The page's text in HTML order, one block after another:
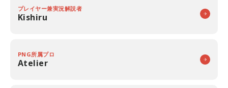
プレイヤー兼実況解説者
Kishiru
PNG所属プロ
Atelier